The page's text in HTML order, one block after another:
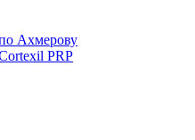
Ахмерову
PRP